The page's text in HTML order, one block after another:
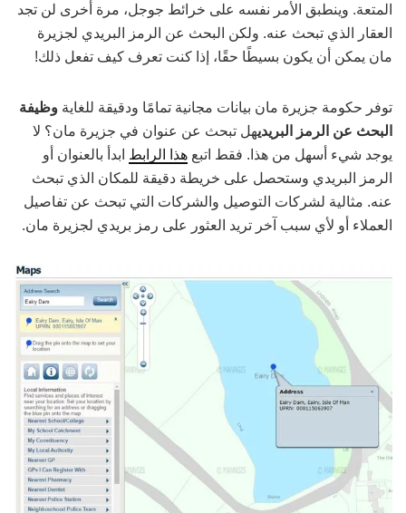
المتعة. وينطبق الأمر نفسه على خرائط جوجل، مرة أخرى لن تجد
العقار الذي تبحث عنه. ولكن البحث عن الرمز البريدي لجزيرة
مان يمكن أن يكون بسيطًا حقًا، إذا كنت تعرف كيف تفعل ذلك!
توفر حكومة جزيرة مان بيانات مجانية تمامًا ودقيقة للغاية وظيفة
البحث عن الرمز البريديهل تبحث عن عنوان في جزيرة مان؟ لا
يوجد شيء أسهل من هذا. فقط اتبع هذا الرابط ابدأ بالعنوان أو
الرمز البريدي وستحصل على خريطة دقيقة للمكان الذي تبحث
عنه. مثالية لشركات التوصيل والشركات التي تبحث عن تفاصيل
العملاء أو لأي سبب آخر تريد العثور على رمز بريدي لجزيرة مان.